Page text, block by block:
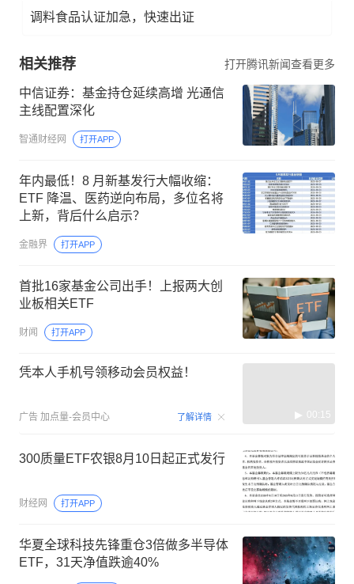
调料食品认证加急，快速出证
相关推荐 打开腾讯新闻查看更多
中信证券：基金持仓延续高增 光通信
主线配置深化
智通财经网 打开APP
年内最低！8 月新基发行大幅收缩：
ETF 降温、医药逆向布局，多位名将
上新，背后什么启示？
金融界 打开APP
首批16家基金公司出手！上报两大创
业板相关ETF
财闻 打开APP
凭本人手机号领移动会员权益！
广告 加点量-会员中心 了解详情 00:15
300质量ETF农银8月10日起正式发行
财经网 打开APP
华夏全球科技先锋重仓3倍做多半导体
ETF，31天净值跌逾40%